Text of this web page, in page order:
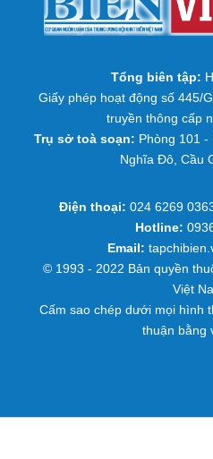
Tổng biên tập:
Giấy phép hoạt động số 445/
truyền thông cấp
Trụ sở toà soạn: Phòng 101 -
Nghĩa Đô, Cầu
Điện thoại: 024 6269
Hotline:
Email:
© 1993 - 2022 Bản quyền
Việt
Cấm sao chép dưới mọi hình
thuận bằng